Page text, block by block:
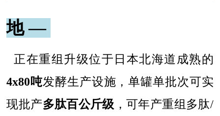
地 —
正在重组升级位于日本北海道成熟的
4x80吨发酵生产设施，单罐单批次可实
现批产多肽百公斤级 ，可年产重组多肽/